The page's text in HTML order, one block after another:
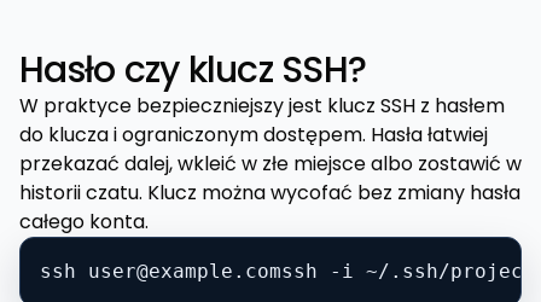
Hasło czy klucz SSH?
W praktyce bezpieczniejszy jest klucz SSH z hasłem
do klucza i ograniczonym dostępem. Hasła łatwiej
przekazać dalej, wkleić w złe miejsce albo zostawić w
historii czatu. Klucz można wycofać bez zmiany hasła
całego konta.
ssh user@example.comssh -i ~/.ssh/